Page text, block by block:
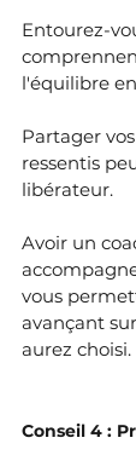
Entourez-
l'équilibre
Partager
ressentis
libérateur.
Avoir un
vous
avançant
aurez choisi.
Conseil 4 :